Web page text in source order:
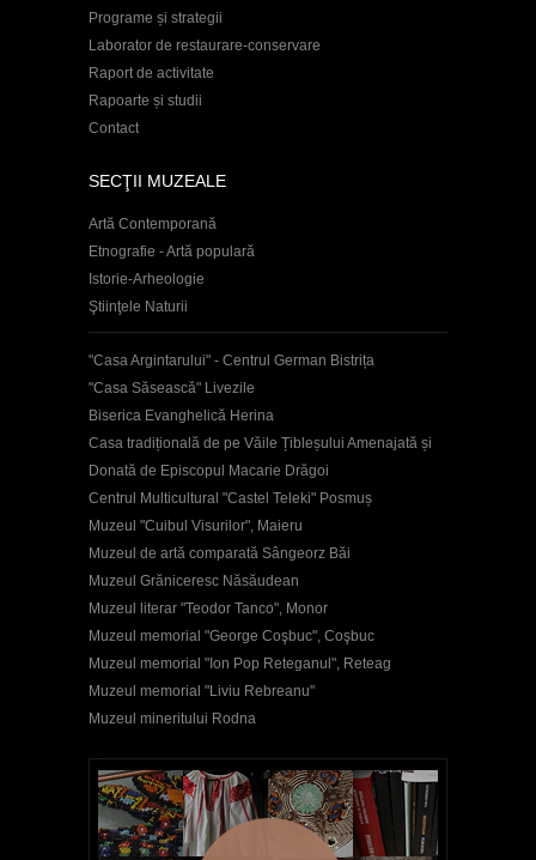
Programe și strategii
Laborator de restaurare-conservare
Raport de activitate
Rapoarte și studii
Contact
SECŢII MUZEALE
Artă Contemporană
Etnografie - Artă populară
Istorie-Arheologie
Ştiinţele Naturii
"Casa Argintarului" - Centrul German Bistrița
"Casa Săsească" Livezile
Biserica Evanghelică Herina
Casa tradițională de pe Văile Țibleșului Amenajată și
Donată de Episcopul Macarie Drăgoi
Centrul Multicultural "Castel Teleki" Posmuș
Muzeul "Cuibul Visurilor", Maieru
Muzeul de artă comparată Sângeorz Băi
Muzeul Grăniceresc Năsăudean
Muzeul literar "Teodor Tanco", Monor
Muzeul memorial "George Coşbuc", Coşbuc
Muzeul memorial "Ion Pop Reteganul", Reteag
Muzeul memorial "Liviu Rebreanu"
Muzeul mineritului Rodna